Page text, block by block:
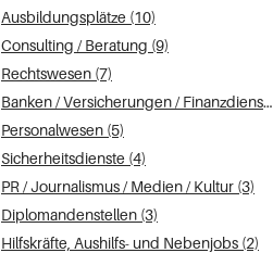
Ausbildungsplätze (10)
Consulting / Beratung (9)
Rechtswesen (7)
Banken / Versicherungen / Finanzdienstleister (7)
Personalwesen (5)
Sicherheitsdienste (4)
PR / Journalismus / Medien / Kultur (3)
Diplomandenstellen (3)
Hilfskräfte, Aushilfs- und Nebenjobs (2)